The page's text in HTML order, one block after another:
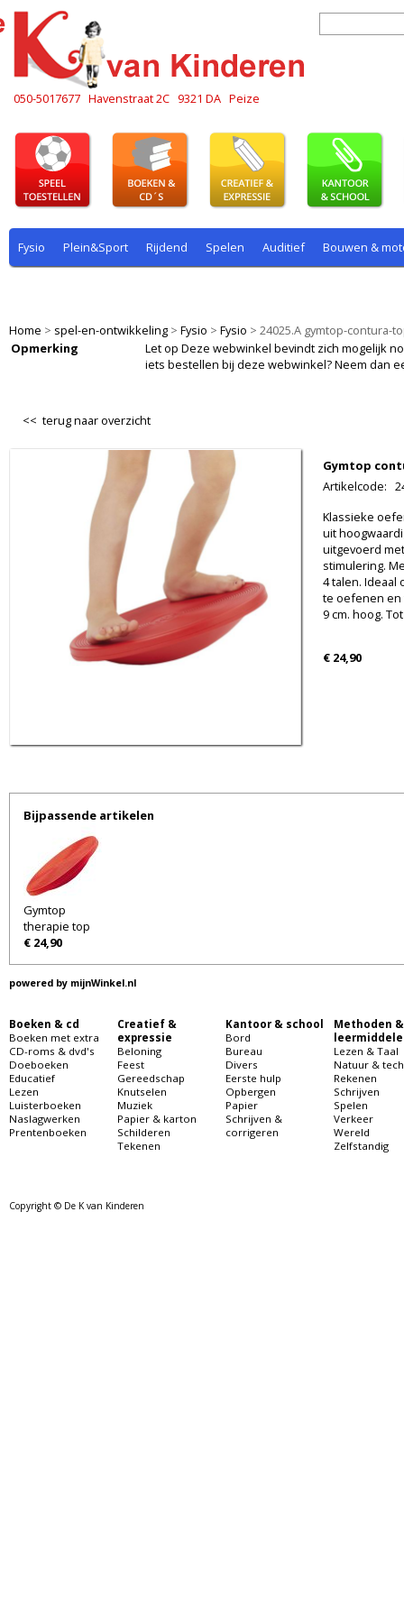
050-5017677 Havenstraat 2C 9321 DA Peize
Fysio Plein&Sport Rijdend Spelen Auditief Bouwen &
Home > spel-en-ontwikkeling > Fysio > Fysio > 24025.A gymtop-contura-
Opmerking
Let op Deze webwinkel bevindt zich mogelijk
iets bestellen bij deze webwinkel? Neem dan
<< terug naar overzicht
Gymtop
Artikelcode:
Klassieke
uit
uitgevoerd
stimulering.
4 talen. Ideaal
te oefenen en
9 cm. hoog.
€ 24,90
Bijpassende artikelen
Gymtop
therapie top
€ 24,90
powered by mijnWinkel.nl
Boeken & cd
Boeken met extra
CD-roms & dvd's
Doeboeken
Educatief
Lezen
Luisterboeken
Naslagwerken
Prentenboeken
Creatief &
expressie
Beloning
Feest
Gereedschap
Knutselen
Muziek
Papier & karton
Schilderen
Tekenen
Kantoor & school
Bord
Bureau
Divers
Eerste hulp
Opbergen
Papier
Schrijven &
corrigeren
Methoden &
Lezen & Taal
Natuur &
Rekenen
Schrijven
Spelen
Verkeer
Wereld
Zelfstandig
Copyright © De K van Kinderen